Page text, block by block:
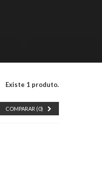
Existe 1 produto.
COMPARAR (0)